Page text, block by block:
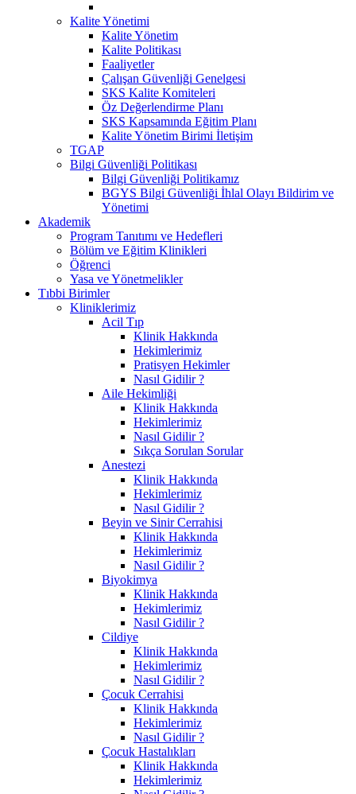
Kalite Yönetimi
Kalite Yönetim
Kalite Politikası
Faaliyetler
Çalışan Güvenliği Genelgesi
SKS Kalite Komiteleri
Öz Değerlendirme Planı
SKS Kapsamında Eğitim Planı
Kalite Yönetim Birimi İletişim
TGAP
Bilgi Güvenliği Politikası
Bilgi Güvenliği Politikamız
BGYS Bilgi Güvenliği İhlal Olayı Bildirim ve
Yönetimi
Akademik
Program Tanıtımı ve Hedefleri
Bölüm ve Eğitim Klinikleri
Öğrenci
Yasa ve Yönetmelikler
Tıbbi Birimler
Kliniklerimiz
Acil Tıp
Klinik Hakkında
Hekimlerimiz
Pratisyen Hekimler
Nasıl Gidilir ?
Aile Hekimliği
Klinik Hakkında
Hekimlerimiz
Nasıl Gidilir ?
Sıkça Sorulan Sorular
Anestezi
Klinik Hakkında
Hekimlerimiz
Nasıl Gidilir ?
Beyin ve Sinir Cerrahisi
Klinik Hakkında
Hekimlerimiz
Nasıl Gidilir ?
Biyokimya
Klinik Hakkında
Hekimlerimiz
Nasıl Gidilir ?
Cildiye
Klinik Hakkında
Hekimlerimiz
Nasıl Gidilir ?
Çocuk Cerrahisi
Klinik Hakkında
Hekimlerimiz
Nasıl Gidilir ?
Çocuk Hastalıkları
Klinik Hakkında
Hekimlerimiz